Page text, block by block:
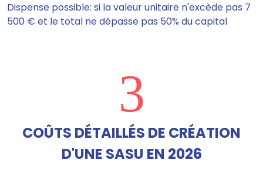
Dispense possible: si la valeur unitaire n'excède pas 7
500 € et le total ne dépasse pas 50% du capital
3
COÛTS DÉTAILLÉS DE CRÉATION
D'UNE SASU EN 2026